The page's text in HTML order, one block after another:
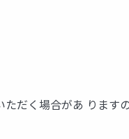
だく場合があ ります